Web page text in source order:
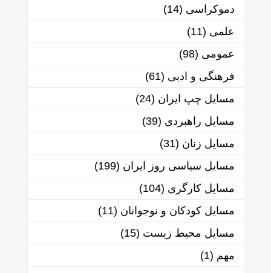
دموکراسی (14)
علمی (11)
عمومی (98)
فرهنگی و ادبی (61)
مسایل چپ ایران (24)
مسایل راهبردی (39)
مسایل زنان (31)
مسایل سیاسی روز ایران (199)
مسایل کارگری (104)
مسایل کودکان و نوجوانان (11)
مسایل محیط زیست (15)
مهم (1)